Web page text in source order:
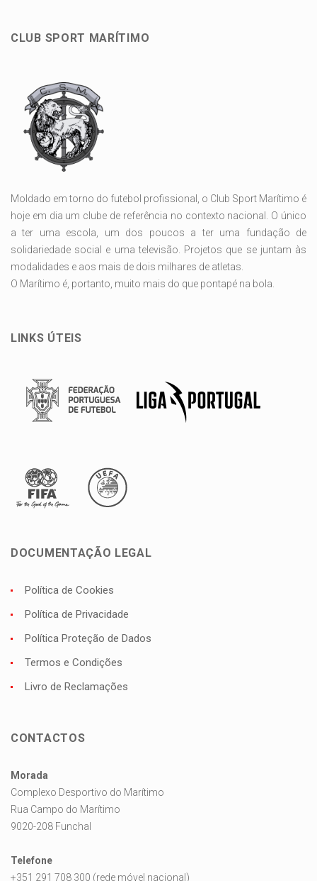
CLUB SPORT MARÍTIMO
Moldado em torno do futebol profissional, o Club Sport Marítimo é
hoje em dia um clube de referência no contexto nacional. O único
a ter uma escola, um dos poucos a ter uma fundação de
solidariedade social e uma televisão. Projetos que se juntam às
modalidades e aos mais de dois milhares de atletas.
O Marítimo é, portanto, muito mais do que pontapé na bola.
LINKS ÚTEIS
DOCUMENTAÇÃO LEGAL
Política de Cookies
Política de Privacidade
Política Proteção de Dados
Termos e Condições
Livro de Reclamações
CONTACTOS
Morada
Complexo Desportivo do Marítimo
Rua Campo do Marítimo
9020-208 Funchal
Telefone
+351 291 708 300 (rede móvel nacional)